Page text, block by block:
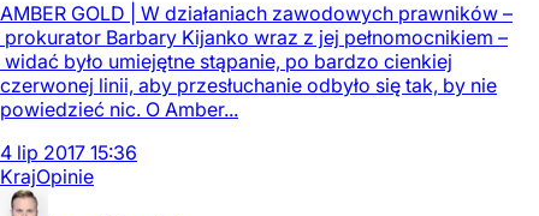
AMBER GOLD | W działaniach zawodowych prawników –
prokurator Barbary Kijanko wraz z jej pełnomocnikiem –
widać było umiejętne stąpanie, po bardzo cienkiej
czerwonej linii, aby przesłuchanie odbyło się tak, by nie
powiedzieć nic. O Amber...
4 lip 2017 15:36
KrajOpinie